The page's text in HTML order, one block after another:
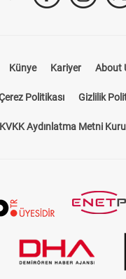
Künye Kariyer About
Politikası Gizlilik
KVKK Aydınlatma Metni